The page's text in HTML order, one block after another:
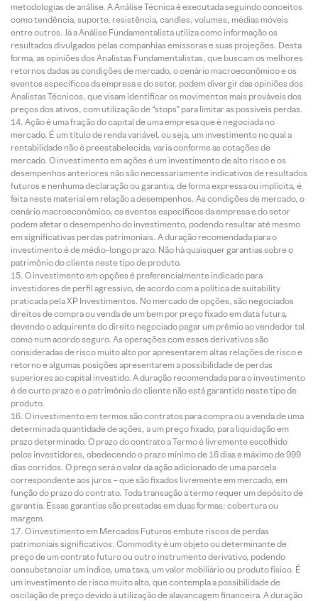
metodologias de análise. A Análise Técnica é executada seguindo conceitos
como tendência, suporte, resistência, candles, volumes, médias móveis
entre outros. Já a Análise Fundamentalista utiliza como informação os
resultados divulgados pelas companhias emissoras e suas projeções. Desta
forma, as opiniões dos Analistas Fundamentalistas, que buscam os melhores
retornos dadas as condições de mercado, o cenário macroeconômico e os
eventos específicos da empresa e do setor, podem divergir das opiniões dos
Analistas Técnicos, que visam identificar os movimentos mais prováveis dos
preços dos ativos, com utilização de “stops” para limitar as possíveis perdas.
Ação é uma fração do capital de uma empresa que é negociada no
mercado. É um título de renda variável, ou seja, um investimento no qual a
rentabilidade não é preestabelecida, varia conforme as cotações de
mercado. O investimento em ações é um investimento de alto risco e os
desempenhos anteriores não são necessariamente indicativos de resultados
futuros e nenhuma declaração ou garantia, de forma expressa ou implícita, é
feita neste material em relação a desempenhos. As condições de mercado, o
cenário macroeconômico, os eventos específicos da empresa e do setor
podem afetar o desempenho do investimento, podendo resultar até mesmo
em significativas perdas patrimoniais. A duração recomendada para o
investimento é de médio-longo prazo. Não há quaisquer garantias sobre o
patrimônio do cliente neste tipo de produto.
O investimento em opções é preferencialmente indicado para
investidores de perfil agressivo, de acordo com a política de suitability
praticada pela XP Investimentos. No mercado de opções, são negociados
direitos de compra ou venda de um bem por preço fixado em data futura,
devendo o adquirente do direito negociado pagar um prêmio ao vendedor tal
como num acordo seguro. As operações com esses derivativos são
consideradas de risco muito alto por apresentarem altas relações de risco e
retorno e algumas posições apresentarem a possibilidade de perdas
superiores ao capital investido. A duração recomendada para o investimento
é de curto prazo e o patrimônio do cliente não está garantido neste tipo de
produto.
O investimento em termos são contratos para compra ou a venda de uma
determinada quantidade de ações, a um preço fixado, para liquidação em
prazo determinado. O prazo do contrato a Termo é livremente escolhido
pelos investidores, obedecendo o prazo mínimo de 16 dias e máximo de 999
dias corridos. O preço será o valor da ação adicionado de uma parcela
correspondente aos juros – que são fixados livremente em mercado, em
função do prazo do contrato. Toda transação a termo requer um depósito de
garantia. Essas garantias são prestadas em duas formas: cobertura ou
margem.
O investimento em Mercados Futuros embute riscos de perdas
patrimoniais significativos. Commodity é um objeto ou determinante de
preço de um contrato futuro ou outro instrumento derivativo, podendo
consubstanciar um índice, uma taxa, um valor mobiliário ou produto físico. É
um investimento de risco muito alto, que contempla a possibilidade de
oscilação de preço devido à utilização de alavancagem financeira. A duração